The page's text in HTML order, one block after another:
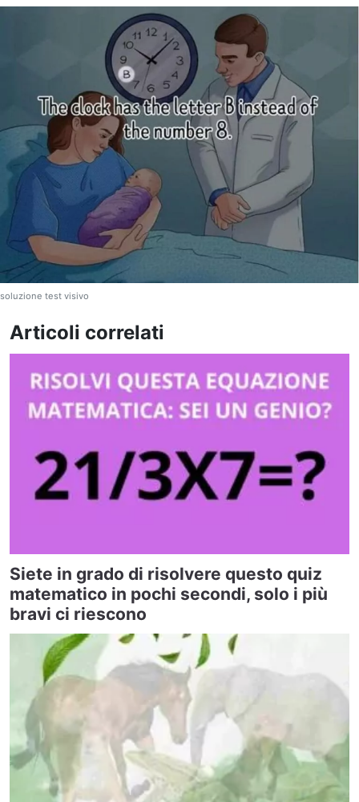
soluzione test visivo
Articoli correlati
Siete in grado di risolvere questo quiz
matematico in pochi secondi, solo i più
bravi ci riescono